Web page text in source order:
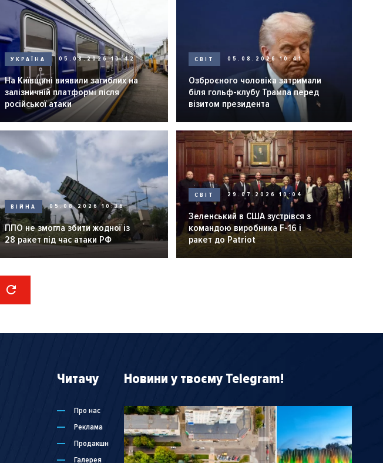
УКРАЇНА 05.08.2026 10:42
На Київщині виявили загиблих на
залізничній платформі після
російської атаки
СВІТ 05.08.2026 10:41
Озброєного чоловіка затримали
біля гольф-клубу Трампа перед
візитом президента
ВІЙНА 05.08.2026 10:36
ППО не змогла збити жодної із
28 ракет під час атаки РФ
СВІТ 29.07.2026 10:04
Зеленський в США зустрівся з
командою виробника F-16 і
ракет до Patriot
Читачу
Про нас
Реклама
Продакшн
Галерея
Новини у твоєму Telegram!